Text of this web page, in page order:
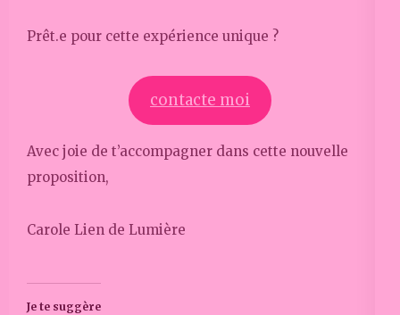
Prêt.e pour cette expérience unique ?
contacte moi
Avec joie de t’accompagner dans cette nouvelle
proposition,
Carole Lien de Lumière
Je te suggère